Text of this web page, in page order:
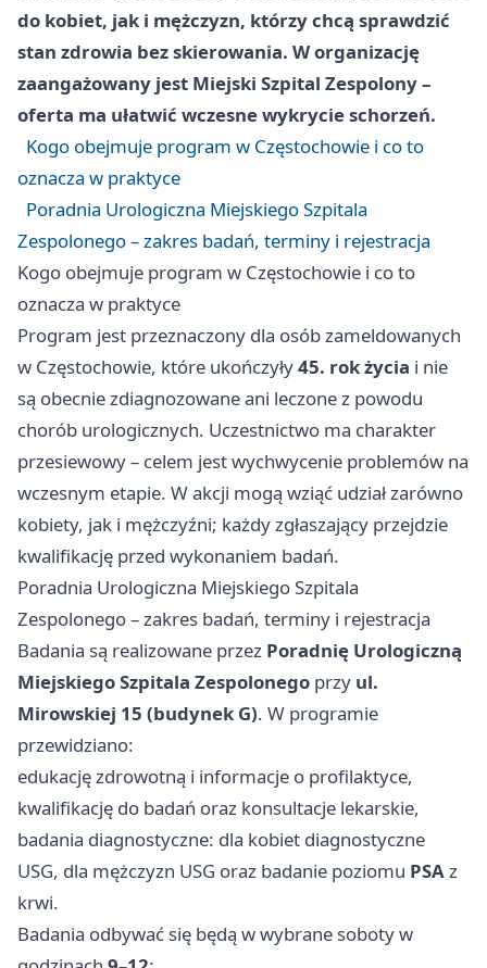
do kobiet, jak i mężczyzn, którzy chcą sprawdzić
stan zdrowia bez skierowania. W organizację
zaangażowany jest Miejski Szpital Zespolony –
oferta ma ułatwić wczesne wykrycie schorzeń.
Kogo obejmuje program w Częstochowie i co to
oznacza w praktyce
Poradnia Urologiczna Miejskiego Szpitala
Zespolonego – zakres badań, terminy i rejestracja
Kogo obejmuje program w Częstochowie i co to
oznacza w praktyce
Program jest przeznaczony dla osób zameldowanych
w Częstochowie, które ukończyły45. rok życia i nie
są obecnie zdiagnozowane ani leczone z powodu
chorób urologicznych. Uczestnictwo ma charakter
przesiewowy – celem jest wychwycenie problemów na
wczesnym etapie. W akcji mogą wziąć udział zarówno
kobiety, jak i mężczyźni; każdy zgłaszający przejdzie
kwalifikację przed wykonaniem badań.
Poradnia Urologiczna Miejskiego Szpitala
Zespolonego – zakres badań, terminy i rejestracja
Badania są realizowane przez Poradnię Urologiczną
Miejskiego Szpitala Zespolonego przy ul.
Mirowskiej 15 (budynek G). W programie
przewidziano:
edukację zdrowotną i informacje o profilaktyce,
kwalifikację do badań oraz konsultacje lekarskie,
badania diagnostyczne: dla kobiet diagnostyczne
USG, dla mężczyzn USG oraz badanie poziomu PSAz
krwi.
Badania odbywać się będą w wybrane soboty w